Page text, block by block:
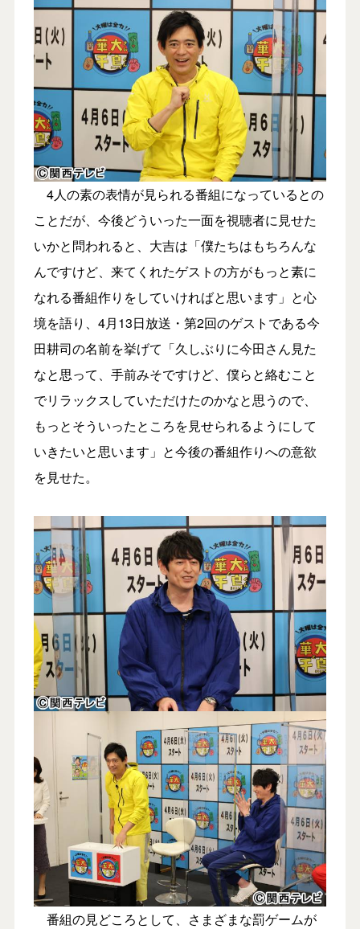
4人の素の表情が見られる番組になっているとの
ことだが、今後どういった一面を視聴者に見せた
いかと問われると、大吉は「僕たちはもちろんな
んですけど、来てくれたゲストの方がもっと素に
なれる番組作りをしていければと思います」と心
境を語り、4月13日放送・第2回のゲストである今
田耕司の名前を挙げて「久しぶりに今田さん見た
なと思って、手前みそですけど、僕らと絡むこと
でリラックスしていただけたのかなと思うので、
もっとそういったところを見せられるようにして
いきたいと思います」と今後の番組作りへの意欲
を見せた。
番組の見どころとして、さまざまな罰ゲームが